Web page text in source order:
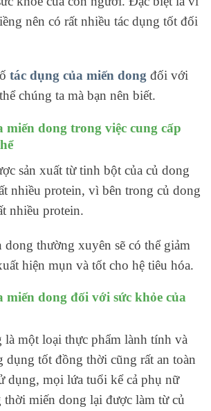
nên có rất nhiều tác dụng tốt đối
tác dụng của miến dong đối với
chúng ta mà bạn nên biết.
miến dong trong việc cung cấp
sản xuất từ tinh bột của củ dong
nhiều protein, vì bên trong củ dong
nhiều protein.
dong thường xuyên sẽ có thể giảm
hiện mụn và tốt cho hệ tiêu hóa.
miến dong đối với sức khỏe của
một loại thực phẩm lành tính và
dụng tốt đồng thời cũng rất an toàn
dụng, mọi lứa tuổi kể cả phụ nữ
miến dong lại được làm từ củ